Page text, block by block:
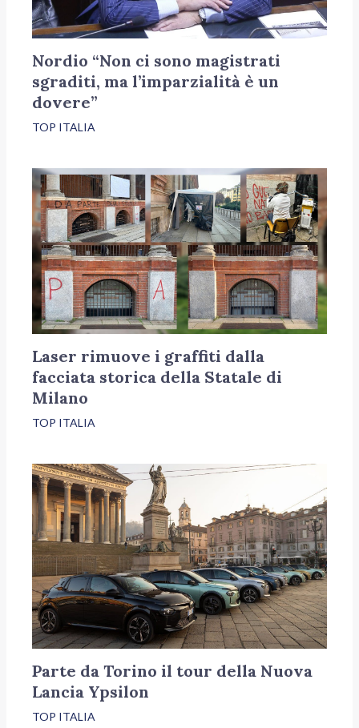
Nordio “Non ci sono magistrati
sgraditi, ma l’imparzialità è un
dovere”
TOP ITALIA
Laser rimuove i graffiti dalla
facciata storica della Statale di
Milano
TOP ITALIA
Parte da Torino il tour della Nuova
Lancia Ypsilon
TOP ITALIA